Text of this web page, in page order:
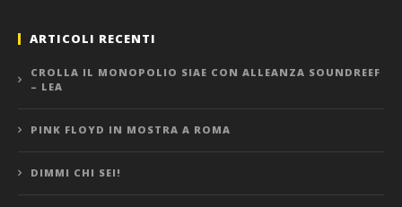
ARTICOLI RECENTI
CROLLA IL MONOPOLIO SIAE CON ALLEANZA SOUNDREEF
– LEA
PINK FLOYD IN MOSTRA A ROMA
DIMMI CHI SEI!